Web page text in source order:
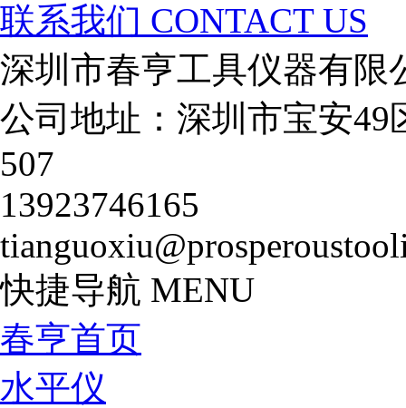
联系我们 CONTACT US
深圳市春亨工具仪器有限
公司地址：深圳市宝安
507
13923746165
快捷导航 MENU
春亨首页
水平仪